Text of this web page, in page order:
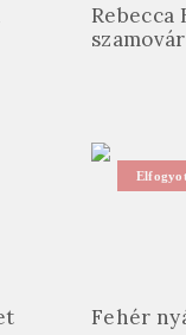
Rebecca
szamovár
Fehér